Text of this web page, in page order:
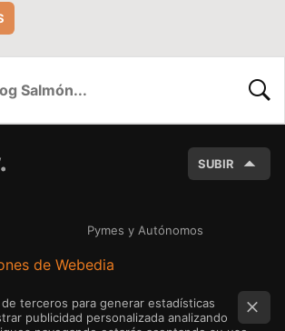
SUBIR
Pymes y Autónomos
de Webedia
terceros para generar estadísticas
publicidad personalizada analizando